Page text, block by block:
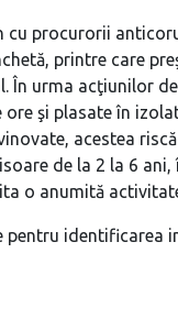
cu procurorii
printre care
urma acţiunilor
şi plasate în
acestea
de la 2 la 6
o anumită
pentru identificarea